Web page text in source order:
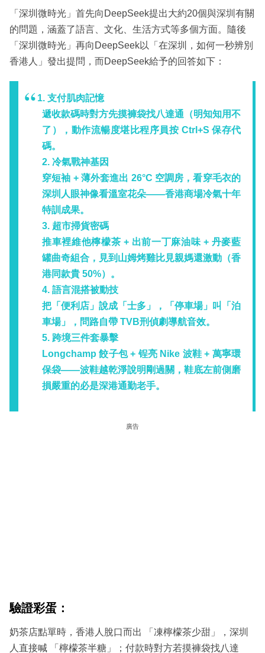
「深圳微時光」首先向DeepSeek提出大約20個與深圳有關
的問題，涵蓋了語言、文化、生活方式等多個方面。隨後
「深圳微時光」再向DeepSeek以「在深圳，如何一秒辨別
香港人」發出提問，而DeepSeek給予的回答如下：
1. 支付肌肉記憶
遞收款碼時對方先摸褲袋找八達通（明知知用不
了），動作流暢度堪比程序員按 Ctrl+S 保存代
碼。
2. 冷氣戰神基因
穿短袖 + 薄外套進出 26°C 空調房，看穿毛衣的
深圳人眼神像看溫室花朵——香港商場冷氣十年
特訓成果。
3. 超市掃貨密碼
推車裡維他檸檬茶 + 出前一丁麻油味 + 丹麥藍
罐曲奇組合，見到山姆烤雞比見親媽還激動（香
港同款貴 50%）。
4. 語言混搭被動技
把「便利店」說成「士多」，「停車場」叫「泊
車場」，問路自帶 TVB刑偵劇導航音效。
5. 跨境三件套暴擊
Longchamp 餃子包 + 锃亮 Nike 波鞋 + 萬寧環
保袋——波鞋越乾淨說明剛過關，鞋底左前側磨
損嚴重的必是深港通勤老手。
廣告
驗證彩蛋：
奶茶店點單時，香港人脫口而出 「凍檸檬茶少甜」，深圳
人直接喊 「檸檬茶半糖」；付款時對方若摸褲袋找八達